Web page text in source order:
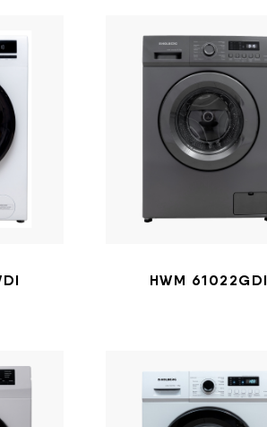
HWM 61022GDI